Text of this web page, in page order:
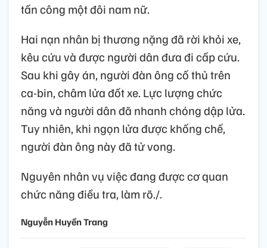
tấn công một đôi nam nữ.
Hai nạn nhân bị thương nặng đã rời khỏi xe,
kêu cứu và được người dân đưa đi cấp cứu.
Sau khi gây án, người đàn ông cố thủ trên
ca-bin, châm lửa đốt xe. Lực lượng chức
năng và người dân đã nhanh chóng dập lửa.
Tuy nhiên, khi ngọn lửa được khống chế,
người đàn ông này đã tử vong.
Nguyên nhân vụ việc đang được cơ quan
chức năng điều tra, làm rõ./.
Nguyễn Huyền Trang